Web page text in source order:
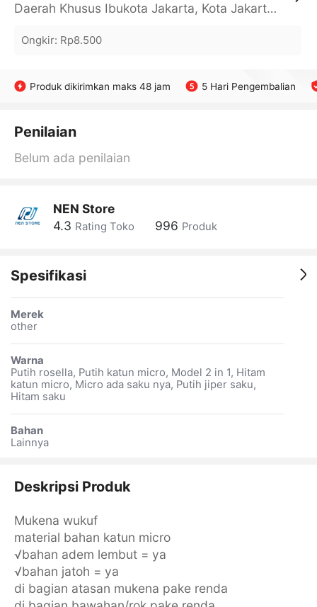
Daerah Khusus Ibukota Jakarta, Kota Jakarta Barat, Cengkareng, yy
Ongkir: Rp8.500
Produk dikirimkan maks 48 jam 5 Hari Pengembalian
Penilaian
Belum ada penilaian
NEN Store
4.3 Rating Toko 996 Produk
Spesifikasi
Merek
other
Warna
Putih rosella, Putih katun micro, Model 2 in 1, Hitam
katun micro, Micro ada saku nya, Putih jiper saku,
Hitam saku
Bahan
Lainnya
Deskripsi Produk
Mukena wukuf
material bahan katun micro
√bahan adem lembut = ya
√bahan jatoh = ya
di bagian atasan mukena pake renda